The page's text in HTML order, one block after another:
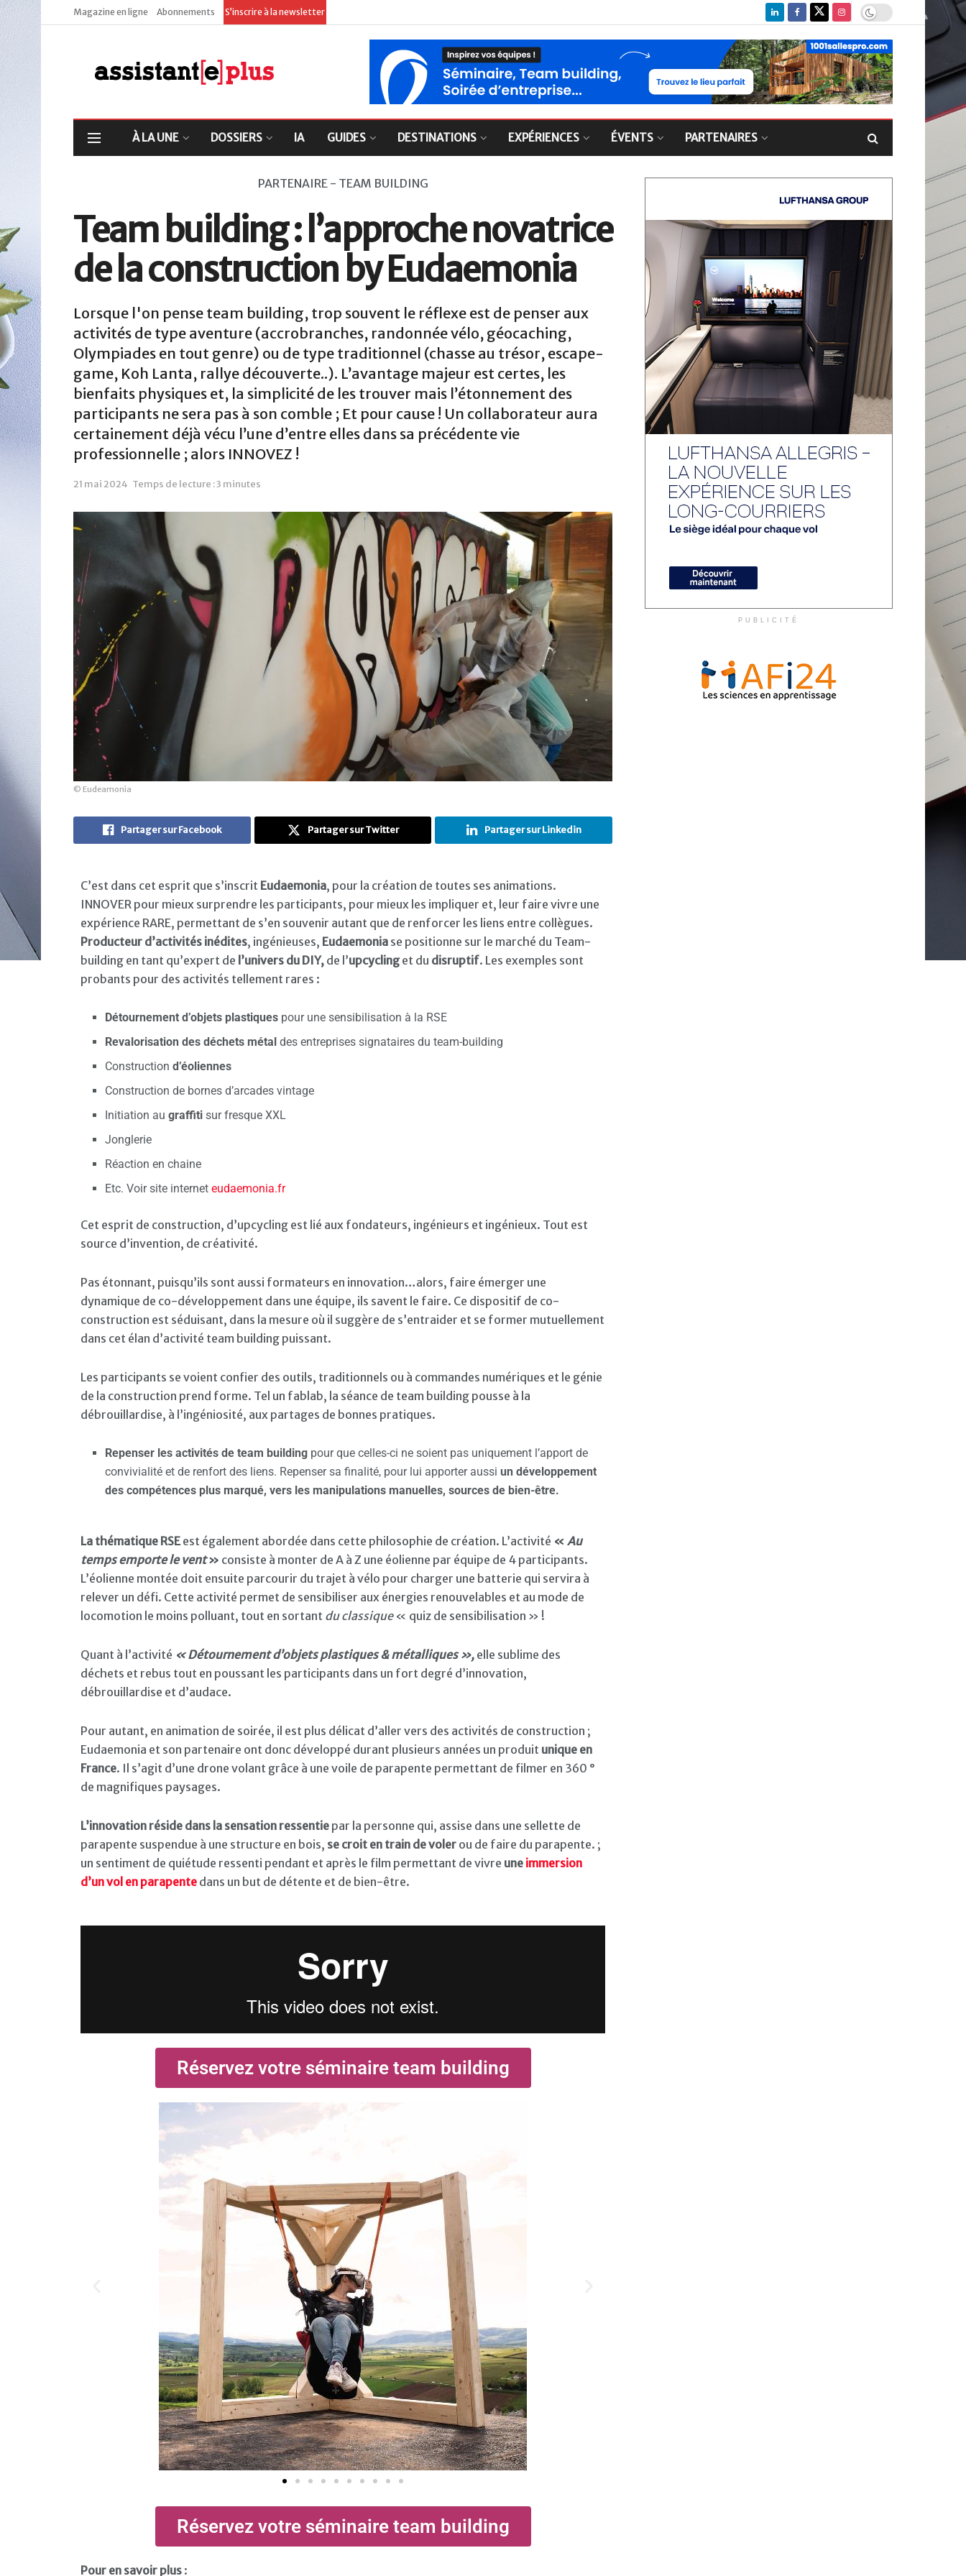
Magazine en ligne Abonnements S’inscrire à la newsletter
À LA UNE DOSSIERS IA GUIDES DESTINATIONS EXPÉRIENCES ÉVENTS PARTENAIRES
PARTENAIRE - TEAM BUILDING
Team building : l’approche novatrice
de la construction by Eudaemonia
Lorsque l'on pense team building, trop souvent le réflexe est de penser aux
activités de type aventure (accrobranches, randonnée vélo, géocaching,
Olympiades en tout genre) ou de type traditionnel (chasse au trésor, escape-
game, Koh Lanta, rallye découverte..). L’avantage majeur est certes, les
bienfaits physiques et, la simplicité de les trouver mais l’étonnement des
participants ne sera pas à son comble ; Et pour cause ! Un collaborateur aura
certainement déjà vécu l’une d’entre elles dans sa précédente vie
professionnelle ; alors INNOVEZ !
21 mai 2024 Temps de lecture : 3 minutes
© Eudeamonia
Partager sur Facebook Partager sur Twitter Partager sur Linkedin
C’est dans cet esprit que s’inscrit Eudaemonia, pour la création de toutes ses animations.
INNOVER pour mieux surprendre les participants, pour mieux les impliquer et, leur faire vivre une
expérience RARE, permettant de s’en souvenir autant que de renforcer les liens entre collègues.
Producteur d’activités inédites, ingénieuses, Eudaemonia se positionne sur le marché du Team-
building en tant qu’expert de l’univers du DIY, de l’upcyclinget du disruptif. Les exemples sont
probants pour des activités tellement rares :
Détournement d’objets plastiques pour une sensibilisation à la RSE
Revalorisation des déchets métaldes entreprises signataires du team-building
Constructiond’éoliennes
Construction de bornes d’arcades vintage
Initiation augraffitisur fresque XXL
Jonglerie
Réaction en chaine
Etc. Voir site interneteudaemonia.fr
Cet esprit de construction, d’upcycling est lié aux fondateurs, ingénieurs et ingénieux. Tout est
source d’invention, de créativité.
Pas étonnant, puisqu’ils sont aussi formateurs en innovation…alors, faire émerger une
dynamique de co-développement dans une équipe, ils savent le faire. Ce dispositif de co-
construction est séduisant, dans la mesure où il suggère de s’entraider et se former mutuellement
dans cet élan d’activité team building puissant.
Les participants se voient confier des outils, traditionnels ou à commandes numériques et le génie
de la construction prend forme. Tel un fablab, la séance de team building pousse à la
débrouillardise, à l’ingéniosité, aux partages de bonnes pratiques.
Repenser les activités de team building pour que celles-ci ne soient pas uniquement l’apport de
convivialité et de renfort des liens. Repenser sa finalité, pour lui apporter aussiun développement
des compétences plus marqué, vers les manipulations manuelles, sources de bien-être.
La thématique RSE est également abordée dans cette philosophie de création. L’activité « Au
temps emporte le vent» consiste à monter de A à Z une éolienne par équipe de 4 participants.
L’éolienne montée doit ensuite parcourir du trajet à vélo pour charger une batterie qui servira à
relever un défi. Cette activité permet de sensibiliser aux énergies renouvelables et au mode de
locomotion le moins polluant, tout en sortant du classique« quiz de sensibilisation » !
Quant à l’activité « Détournement d’objets plastiques & métalliques », elle sublime des
déchets et rebus tout en poussant les participants dans un fort degré d’innovation,
débrouillardise et d’audace.
Pour autant, en animation de soirée, il est plus délicat d’aller vers des activités de construction ;
Eudaemonia et son partenaire ont donc développé durant plusieurs années un produit unique en
France. Il s’agit d’une drone volant grâce à une voile de parapente permettant de filmer en 360 °
de magnifiques paysages.
L’innovation réside dans la sensation ressentie par la personne qui, assise dans une sellette de
parapente suspendue à une structure en bois, se croit en train de voler ou de faire du parapente. ;
un sentiment de quiétude ressenti pendant et après le film permettant de vivre une immersion
d’un vol en parapente dans un but de détente et de bien-être.
Réservez votre séminaire team building
Réservez votre séminaire team building
Pour en savoir plus :
PUBLICITÉ